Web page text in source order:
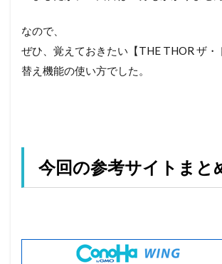
なので、
ぜひ、覚えておきたい【THE THOR ザ・
替え機能の使い方でした。
今回の参考サイトまと